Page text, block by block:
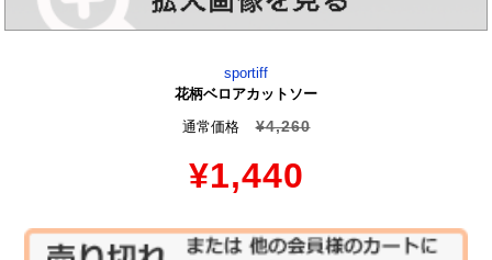
sportiff
花柄ベロアカットソー
通常価格
¥4,260
¥1,440